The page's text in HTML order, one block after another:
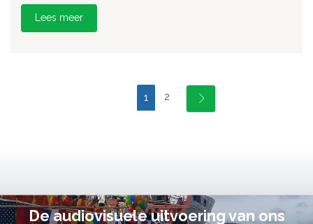
Lees meer
1 2
De audiovisuele uitvoering van ons